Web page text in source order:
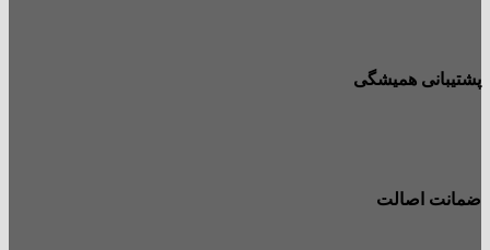
پشتیبانی همیشگی
ضمانت اصالت